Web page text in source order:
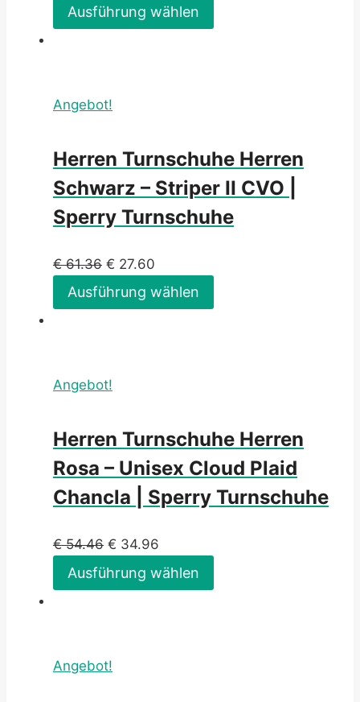
Ausführung wählen
Angebot!
Herren Turnschuhe Herren
Schwarz – Striper II CVO |
Sperry Turnschuhe
€61.36 € 27.60
Ausführung wählen
Angebot!
Herren Turnschuhe Herren
Rosa – Unisex Cloud Plaid
Chancla | Sperry Turnschuhe
€54.46 € 34.96
Ausführung wählen
Angebot!